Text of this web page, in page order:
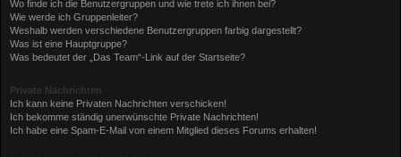
Wo finde ich die Benutzergruppen und wie trete ich ihnen bei?
Wie werde ich Gruppenleiter?
Weshalb werden verschiedene Benutzergruppen farbig dargestellt?
Was ist eine Hauptgruppe?
Was bedeutet der „Das Team“-Link auf der Startseite?
Private Nachrichten
Ich kann keine Privaten Nachrichten verschicken!
Ich bekomme ständig unerwünschte Private Nachrichten!
Ich habe eine Spam-E-Mail von einem Mitglied dieses Forums erhalten!